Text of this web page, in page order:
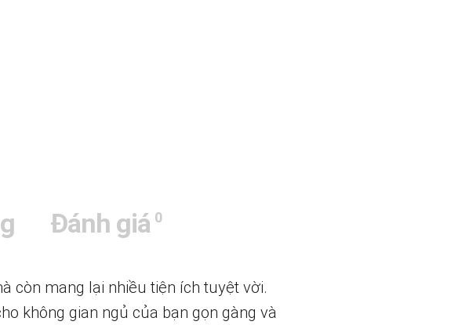
Đánh giá 0
còn mang lại nhiều tiện ích tuyệt vời.
không gian ngủ của bạn gọn gàng và